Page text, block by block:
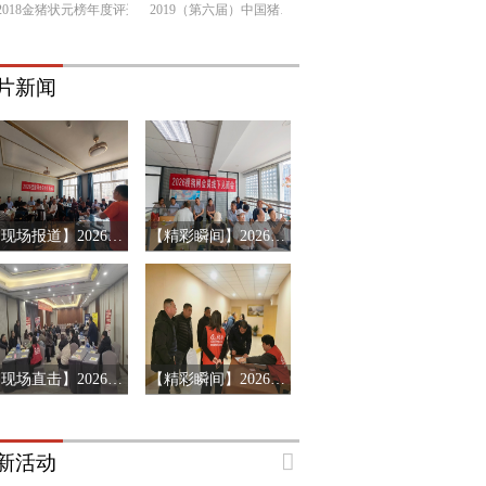
金猪状元榜年度评选 2019（第六届）中国猪产业链市场风险预警年会
新闻
【现场报道】2026年搜猪俱乐部会员见面会-山东临沂站 【精彩瞬间】2026搜猪俱乐部会员见面会-山东济南站
【现场直击】2026第十三届猪产业链风险预警年会第三站-辽宁沈阳 【精彩瞬间】2026第十三届猪产业链风险预警年会济南站
活动